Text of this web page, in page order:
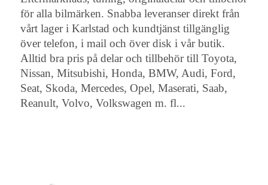
för alla bilmärken. Snabba leveranser direkt från
vårt lager i Karlstad och kundtjänst tillgänglig
över telefon, i mail och över disk i vår butik.
Alltid bra pris på delar och tillbehör till Toyota,
Nissan, Mitsubishi, Honda, BMW, Audi, Ford,
Seat, Skoda, Mercedes, Opel, Maserati, Saab,
Reanult, Volvo, Volkswagen m. fl...